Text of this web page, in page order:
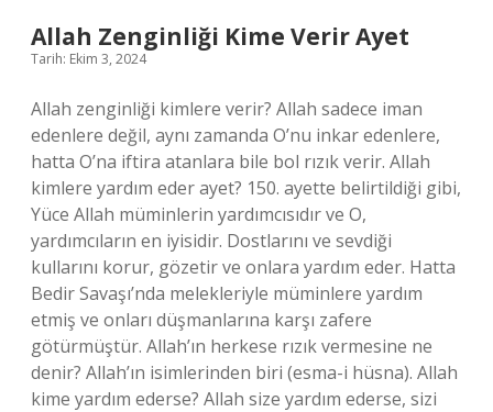
Allah Zenginliği Kime Verir Ayet
Tarih: Ekim 3, 2024
Allah zenginliği kimlere verir? Allah sadece iman
edenlere değil, aynı zamanda O’nu inkar edenlere,
hatta O’na iftira atanlara bile bol rızık verir. Allah
kimlere yardım eder ayet? 150. ayette belirtildiği gibi,
Yüce Allah müminlerin yardımcısıdır ve O,
yardımcıların en iyisidir. Dostlarını ve sevdiği
kullarını korur, gözetir ve onlara yardım eder. Hatta
Bedir Savaşı’nda melekleriyle müminlere yardım
etmiş ve onları düşmanlarına karşı zafere
götürmüştür. Allah’ın herkese rızık vermesine ne
denir? Allah’ın isimlerinden biri (esma-i hüsna). Allah
kime yardım ederse? Allah size yardım ederse, sizi